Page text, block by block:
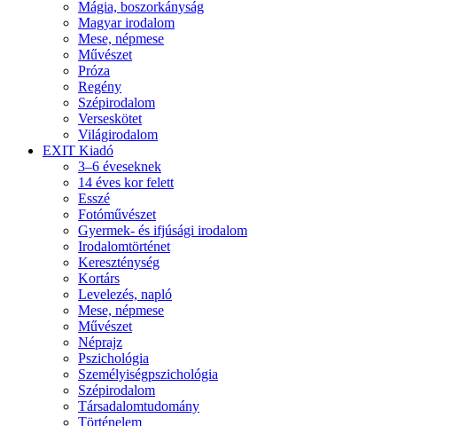
Mágia, boszorkányság
Magyar irodalom
Mese, népmese
Művészet
Próza
Regény
Szépirodalom
Verseskötet
Világirodalom
EXIT Kiadó
3–6 éveseknek
14 éves kor felett
Esszé
Fotóművészet
Gyermek- és ifjúsági irodalom
Irodalomtörténet
Kereszténység
Kortárs
Levelezés, napló
Mese, népmese
Művészet
Néprajz
Pszichológia
Személyiségpszichológia
Szépirodalom
Társadalomtudomány
Történelem